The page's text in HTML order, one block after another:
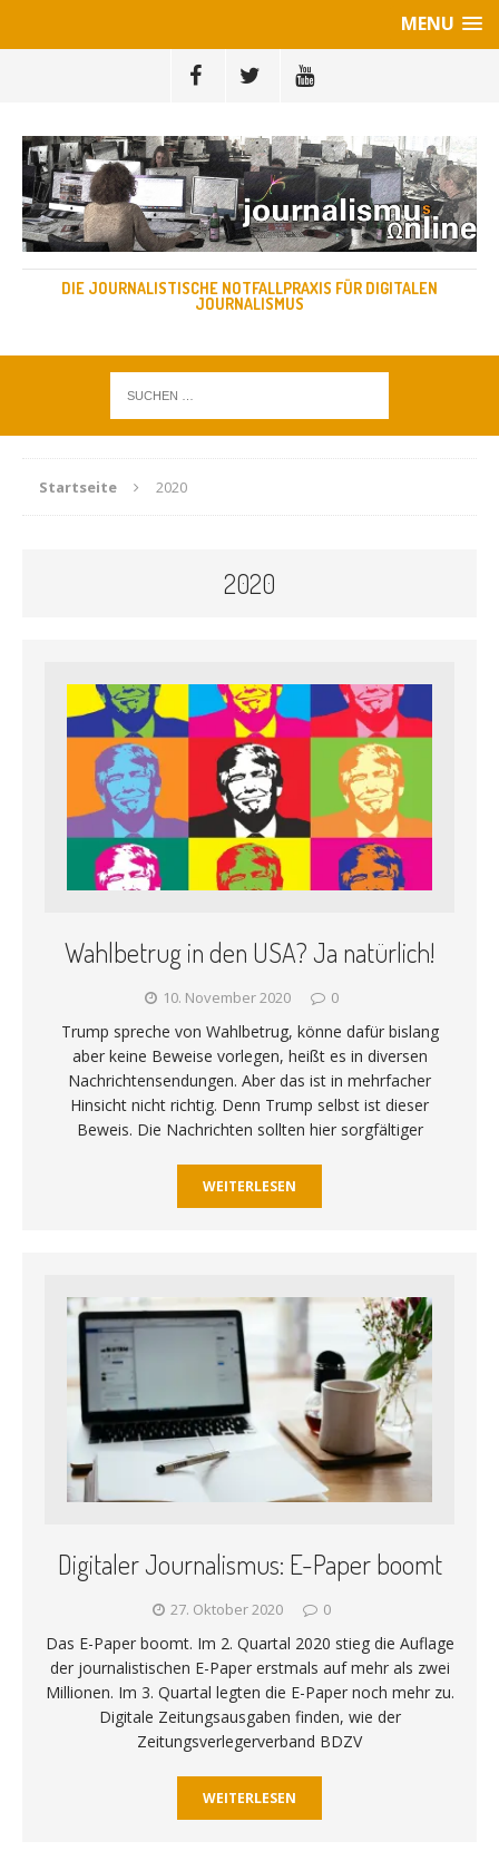
MENU
DIE JOURNALISTISCHE NOTFALLPRAXIS FÜR DIGITALEN
JOURNALISMUS
Startseite 2020
2020
Wahlbetrug in den USA? Ja natürlich!
10. November 2020 0
Trump spreche von Wahlbetrug, könne dafür bislang
aber keine Beweise vorlegen, heißt es in diversen
Nachrichtensendungen. Aber das ist in mehrfacher
Hinsicht nicht richtig. Denn Trump selbst ist dieser
Beweis. Die Nachrichten sollten hier sorgfältiger
WEITERLESEN
Digitaler Journalismus: E-Paper boomt
27. Oktober 2020 0
Das E-Paper boomt. Im 2. Quartal 2020 stieg die Auflage
der journalistischen E-Paper erstmals auf mehr als zwei
Millionen. Im 3. Quartal legten die E-Paper noch mehr zu.
Digitale Zeitungsausgaben finden, wie der
Zeitungsverlegerverband BDZV
WEITERLESEN